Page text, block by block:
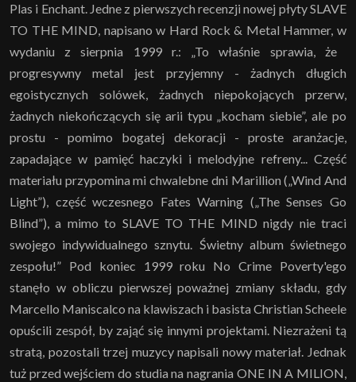
Plas i Enchant. Jedne z pierwszych recenzji nowej płyty SLAVE
TO THE MIND, napisano w Hard Rock & Metal Hammer, w
wydaniu z sierpnia 1999 r.: „To właśnie sprawia, że ​​
progresywny metal jest przyjemny - żadnych długich
egoistycznych solówek, żadnych niepokojących przerw,
żadnych niekończących się arii typu „kocham siebie”, ale po
prostu - pomimo bogatej dekoracji - proste aranżacje,
zapadające w pamięć haczyki i melodyjne refreny... Część
materiału przypomina mi chwalebne dni Marillion („Wind And
Light”), część wczesnego Fates Warning („The Senses Go
Blind”), a mimo to SLAVE TO THE MIND nigdy nie traci
swojego indywidualnego sznytu. Świetny album świetnego
zespołu!” Pod koniec 1999 roku No Crime Poverty'ego
stanęło w obliczu pierwszej poważnej zmiany składu, gdy
Marcello Maniscalco na klawiszach i basista Christian Scheele
opuścili zespół, by zająć się innymi projektami. Niezrażeni tą
stratą, pozostali trzej muzycy napisali nowy materiał. Jednak
tuż przed wejściem do studia na nagrania ONE IN A MILION,